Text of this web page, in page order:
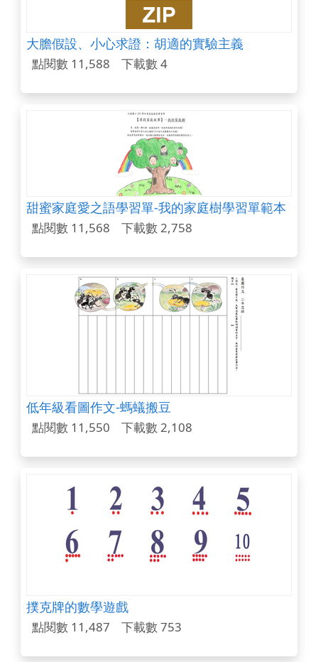
大膽假設、小心求證：胡適的實驗主義
點閱數 11,588 下載數 4
甜蜜家庭愛之語學習單-我的家庭樹學習單範本
點閱數 11,568 下載數 2,758
低年級看圖作文-螞蟻搬豆
點閱數 11,550 下載數 2,108
撲克牌的數學遊戲
點閱數 11,487 下載數 753